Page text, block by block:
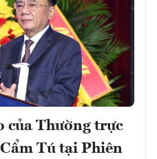
của Thường trực
Tú tại Phiên